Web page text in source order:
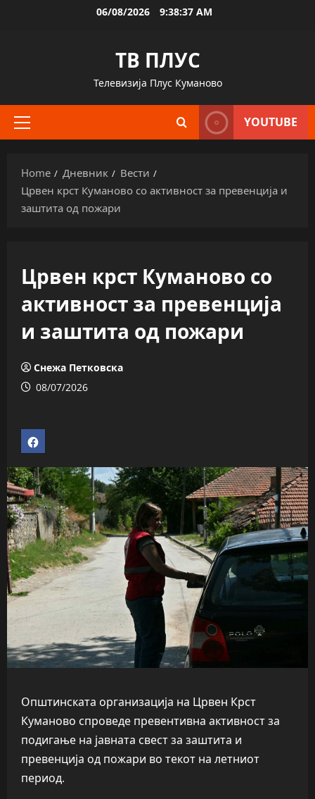
06/08/2026 9:38:38 AM
ТВ ПЛУС
Телевизија Плус Куманово
Primary
YOUTUBE
Home Дневник
Вести
Црвен крст Куманово со активност за превенција и
заштита од пожари
Црвен крст Куманово со
активност за превенција
и заштита од пожари
Снежа Петковска
08/07/2026
Општинската организација на Црвен Крст
Куманово спроведе превентивна активност за
подигање на јавната свест за заштита и
превенција од пожари во текот на летниот
период.